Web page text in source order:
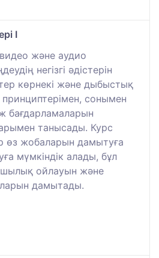
І
және аудио
негізгі әдістерін
көрнекі және дыбыстық
принциптерімен, сонымен
бағдарламаларын
танысады. Курс
өз жобаларын дамытуға
мүмкіндік алады, бұл
ойлауын және
дамытады.